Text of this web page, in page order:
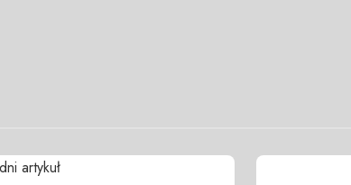
artykuł